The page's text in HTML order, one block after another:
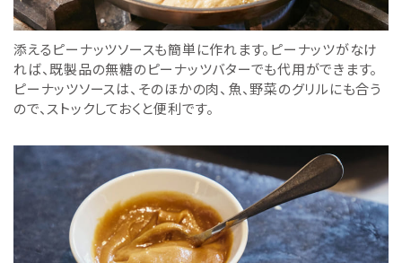
添えるピーナッツソースも簡単に作れます。ピーナッツがなけ
れば、既製品の無糖のピーナッツバターでも代用ができます。
ピーナッツソースは、そのほかの肉、魚、野菜のグリルにも合う
ので、ストックしておくと便利です。